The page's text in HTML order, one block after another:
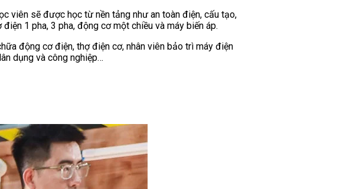
viên sẽ được học từ nền tảng như an toàn điện, cấu tạo,
1 pha, 3 pha, động cơ một chiều và máy biến áp.
động cơ điện, thợ điện cơ, nhân viên bảo trì máy điện
dụng và công nghiệp…